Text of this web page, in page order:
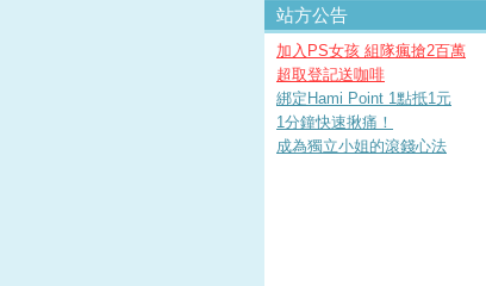
站方公告
加入PS女孩 組隊瘋搶2百萬
超取登記送咖啡
綁定Hami Point 1點抵1元
1分鐘快速揪痛！
成為獨立小姐的滾錢心法